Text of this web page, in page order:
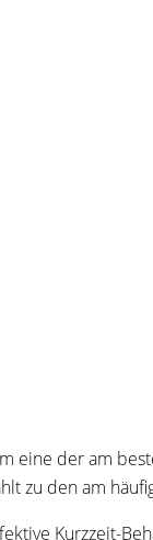
eine der am
zu den am
Kurzzeit-